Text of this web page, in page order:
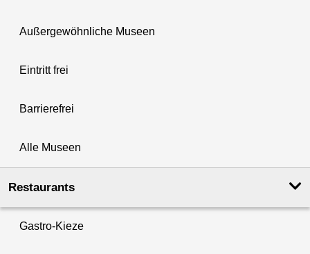
Außergewöhnliche Museen
Eintritt frei
Barrierefrei
Alle Museen
Restaurants
Gastro-Kieze